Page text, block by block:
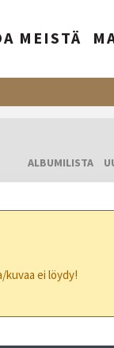
MEISTÄ
ALBUMILISTA
kuvaa ei löydy!